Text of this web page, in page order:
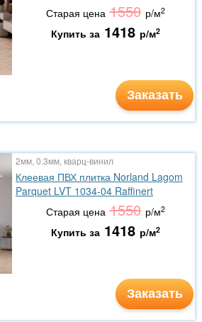
Старая цена 1550 р/м2
Купить за 1418 р/м2
Заказать
2мм, 0.3мм, кварц-винил
Клеевая ПВХ плитка Norland Lagom
Parquet LVT 1034-04 Raffinert
Старая цена 1550 р/м2
Купить за 1418 р/м2
Заказать